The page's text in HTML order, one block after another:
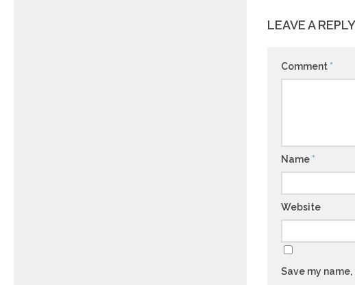
LEAVE A REPLY
Comment *
Name *
Website
Save my